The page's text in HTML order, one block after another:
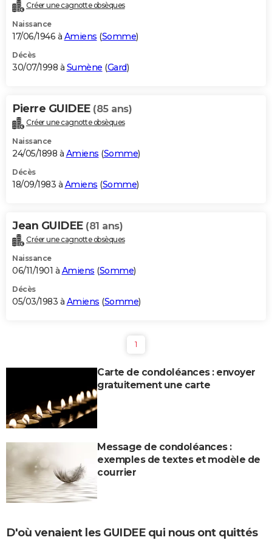
Créer une cagnotte obsèques
Naissance
17/06/1946 à Amiens (Somme)
Décès
30/07/1998 à Sumène (Gard)
Pierre GUIDEE (85 ans)
Créer une cagnotte obsèques
Naissance
24/05/1898 à Amiens (Somme)
Décès
18/09/1983 à Amiens (Somme)
Jean GUIDEE (81 ans)
Créer une cagnotte obsèques
Naissance
06/11/1901 à Amiens (Somme)
Décès
05/03/1983 à Amiens (Somme)
1
Carte de condoléances : envoyer
gratuitement une carte
Message de condoléances :
exemples de textes et modèle de
courrier
D'où venaient les GUIDEE qui nous ont quittés